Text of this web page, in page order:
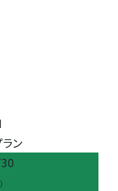
ン